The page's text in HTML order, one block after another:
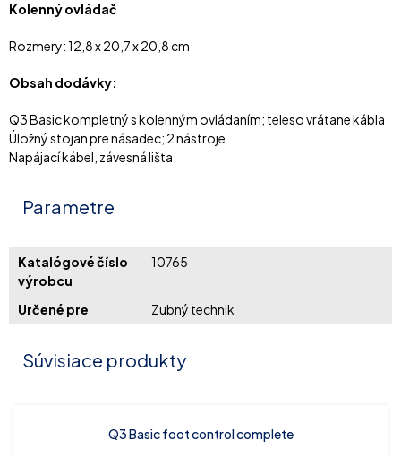
Kolenný ovládač
Rozmery: 12,8 x 20,7 x 20,8 cm
Obsah dodávky:
Q3 Basic kompletný s kolenným ovládaním; teleso vrátane kábla
Úložný stojan pre násadec; 2 nástroje
Napájací kábel, závesná lišta
Parametre
Katalógové číslo
výrobcu
10765
Určené pre Zubný technik
Súvisiace produkty
Q3 Basic foot control complete